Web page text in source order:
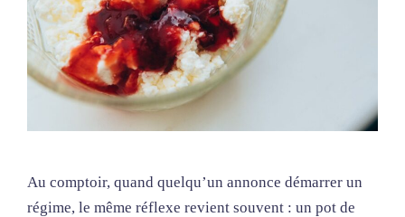
Au comptoir, quand quelqu’un annonce démarrer un
régime, le même réflexe revient souvent : un pot de